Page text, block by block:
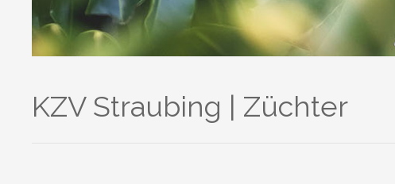
KZV Straubing | Züchter